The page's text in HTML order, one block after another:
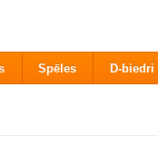
Spēles D-biedri